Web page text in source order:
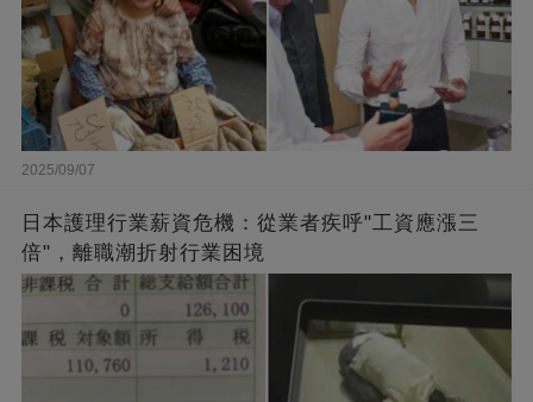
2025/09/07
日本護理行業薪資危機：從業者疾呼"工資應漲三
倍"，離職潮折射行業困境